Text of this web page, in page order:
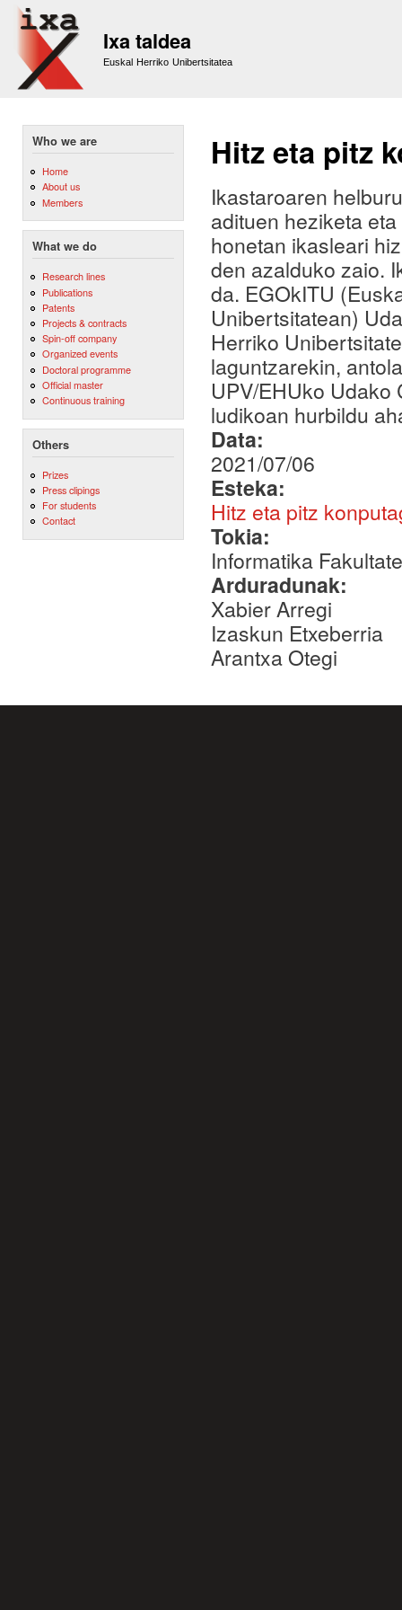
Ixa taldea
Euskal Herriko Unibertsitatea
Who we are
Home
About us
Members
What we do
Research lines
Publications
Patents
Projects & contracts
Spin-off company
Organized events
Doctoral programme
Official master
Continuous training
Others
Prizes
Press clipings
For students
Contact
Hitz eta pitz
Ikastaroaren
adituen heziketa
honetan ikasleari
den azalduko zaio.
da. EGOkITU
Unibertsitatean)
Herriko
laguntzarekin,
UPV/EHUko
ludikoan hurbildu
Data:
2021/07/06
Esteka:
Hitz eta pitz
Tokia:
Informatika
Arduradunak:
Xabier Arregi
Izaskun Etxeberria
Arantxa Otegi